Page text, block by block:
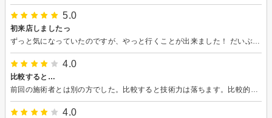
5.0
初来店しましたっ
4.0
比較すると…
4.0